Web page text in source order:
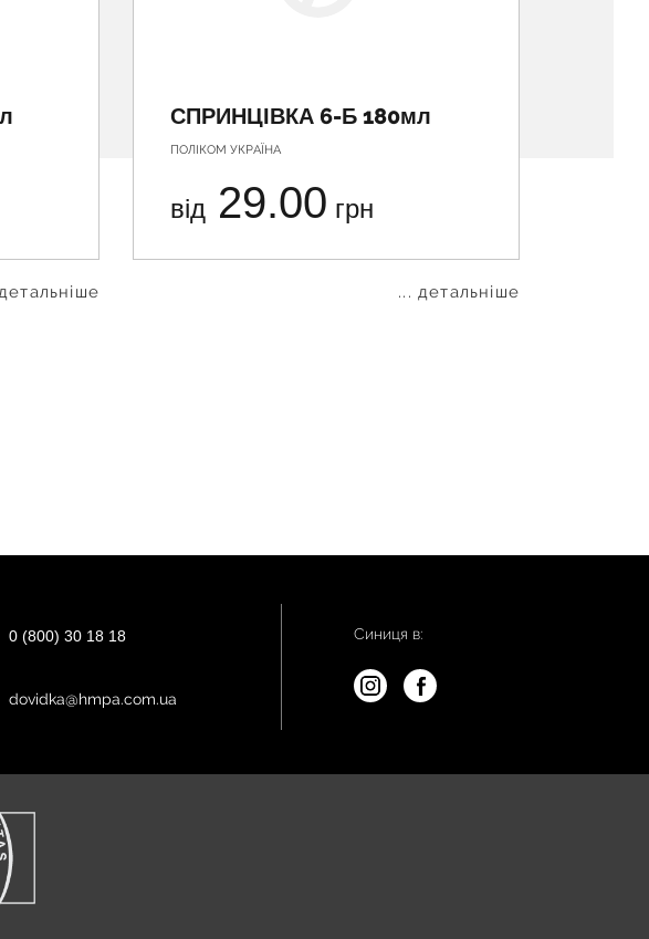
СПРИНЦІВКА 6-Б 180мл
ПОЛІКОМ УКРАЇНА
від 29.00 грн
... детальніше
0 (800) 30 18 18
dovidka@hmpa.com.ua
Синиця в: